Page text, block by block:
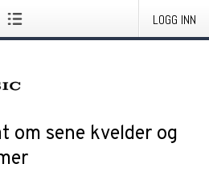
LOGG INN
om sene kvelder og